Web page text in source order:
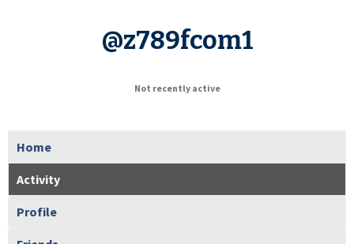
@z789fcom1
Not recently active
Home
Activity
Profile